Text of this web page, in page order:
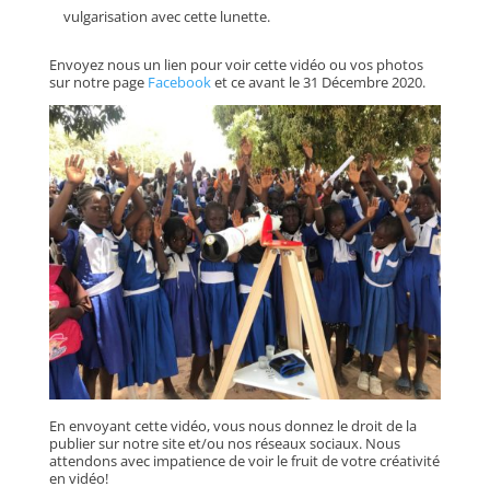
vulgarisation avec cette lunette.
Envoyez nous un lien pour voir cette vidéo ou vos photos
sur notre page Facebooket ce avant le 31 Décembre 2020.
En envoyant cette vidéo, vous nous donnez le droit de la
publier sur notre site et/ou nos réseaux sociaux. Nous
attendons avec impatience de voir le fruit de votre créativité
en vidéo!